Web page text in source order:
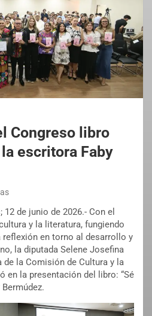
Congreso libro
escritora Faby
12 de junio de 2026.- Con el
y la literatura, fungiendo
en torno al desarrollo y
la diputada Selene Josefina
de la Comisión de Cultura y la
en la presentación del libro: “Sé